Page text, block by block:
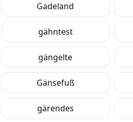
Gadeland
gähntest
gängelte
Gänsefuß
gärendes